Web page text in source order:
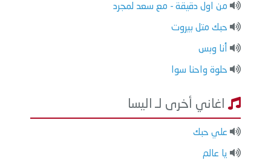
من اول دقيقة - مع سعد لمجرد
حبك متل بيروت
أنا وبس
حلوة واحنا سوا
اغاني أخرى لـ اليسا
علي حبك
يا عالم